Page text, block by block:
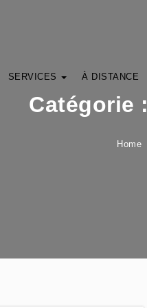
SERVICES À DISTANCE
Catégorie :
Home